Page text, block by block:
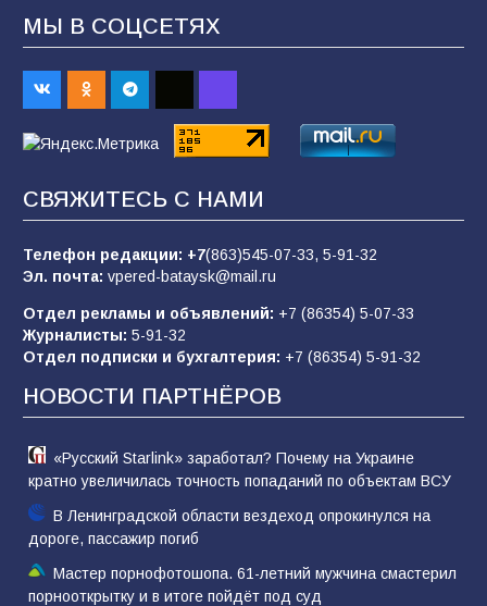
Батайским спортсменам вручили награды
Евгений Остапенко
Батайчане вышли в финал Всероссийского
конкурса «Большая перемена»
МЫ В СОЦСЕТЯХ
СВЯЖИТЕСЬ С НАМИ
Телефон редакции: +7(863)545-07-33, 5-91-32
Эл. почта: vpered-bataysk@mail.ru
Отдел рекламы и объявлений: +7 (86354) 5-07-33
Журналисты: 5-91-32
Отдел подписки и бухгалтерия: +7 (86354) 5-91-32
НОВОСТИ ПАРТНЁРОВ
«Русский Starlink» заработал? Почему на Украине
кратно увеличилась точность попаданий по объектам ВСУ
В Ленинградской области вездеход опрокинулся на
дороге, пассажир погиб
Мастер порнофотошопа. 61-летний мужчина смастерил
порнооткрытку и в итоге пойдёт под суд